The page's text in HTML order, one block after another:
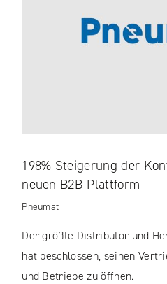
198% Steigerung der
neuen B2B-Plattform
Pneumat
Der größte Distributor und
hat beschlossen, seinen
und Betriebe zu öffnen.